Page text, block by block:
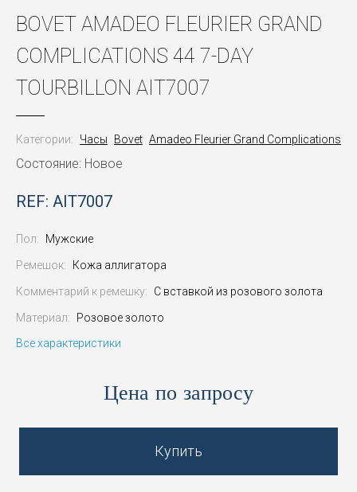
BOVET AMADEO FLEURIER GRAND
COMPLICATIONS 44 7-DAY
TOURBILLON AIT7007
Категории: Часы Bovet Amadeo Fleurier Grand Complications
Состояние: Новое
REF: AIT7007
Пол: Мужские
Ремешок: Кожа аллигатора
Комментарий к ремешку: С вставкой из розового золота
Материал:
Розовое золото
Все характеристики
Цена по запросу
Купить